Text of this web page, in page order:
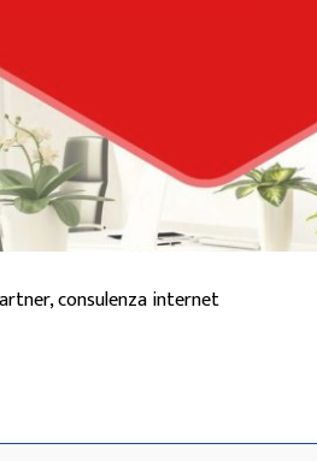
consulenza internet